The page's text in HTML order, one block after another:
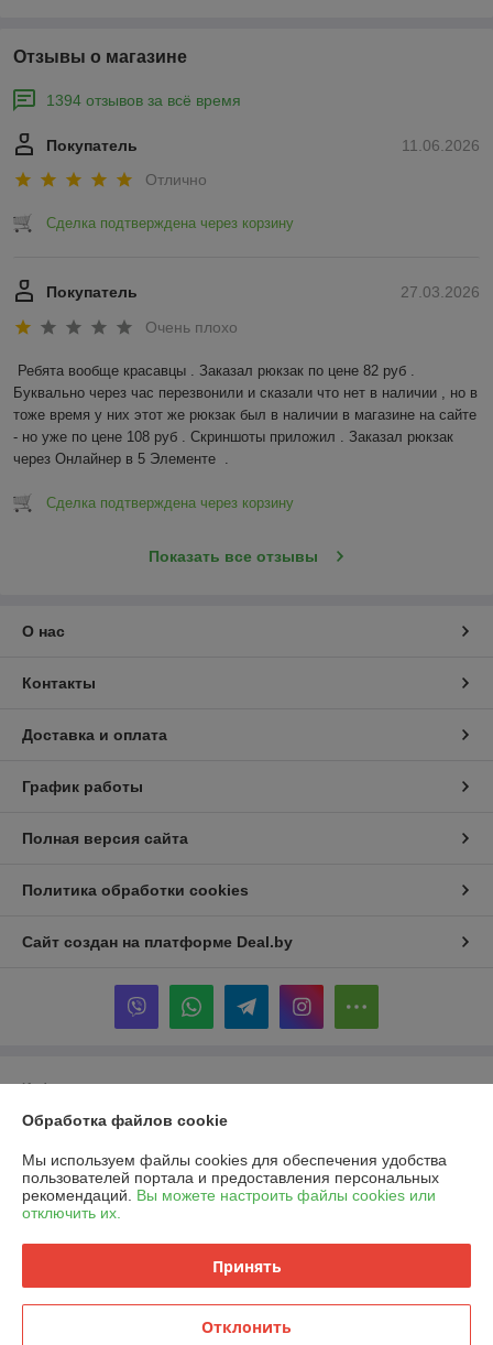
Отзывы о магазине
1394 отзывов за всё время
11.06.2026
Покупатель
Отлично
Сделка подтверждена через корзину
27.03.2026
Покупатель
Очень плохо
Ребята вообще красавцы . Заказал рюкзак по цене 82 руб .
Буквально через час перезвонили и сказали что нет в наличии , но в
тоже время у них этот же рюкзак был в наличии в магазине на сайте
- но уже по цене 108 руб . Скриншоты приложил . Заказал рюкзак
через Онлайнер в 5 Элементе  .
Сделка подтверждена через корзину
Показать все отзывы
О нас
Контакты
Доставка и оплата
График работы
Полная версия сайта
Политика обработки cookies
Сайт создан на платформе Deal.by
Информация для покупателя
Индивидуальный предприниматель:
220034 , г. Минск , ул. Якубовского, 22, кор1 ,
Регистрационный номер ЕГР: 192052359
Регистрационный орган: Минский Горисполком , Фрунзенского района
Дата регистрации компании: 24.08.2020
Обработка файлов cookie
Мы используем файлы cookies для обеспечения удобства
пользователей портала и предоставления персональных
рекомендаций. Вы можете настроить файлы cookies или
отключить их.
Принять
Отклонить